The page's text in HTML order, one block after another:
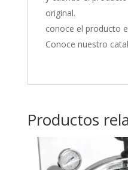
original.
conoce el producto
Conoce nuestro
Productos